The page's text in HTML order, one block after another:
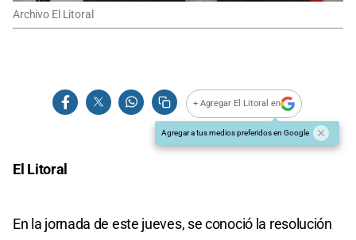
Archivo El Litoral
+ Agregar El Litoral en
Agregar a tus medios preferidos en Google
El Litoral
En la jornada de este jueves, se conoció la resolución